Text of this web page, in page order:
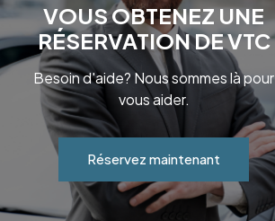
VOUS OBTENEZ UNE
RÉSERVATION DE VTC
Besoin d'aide? Nous sommes là pour
vous aider.
Réservez maintenant